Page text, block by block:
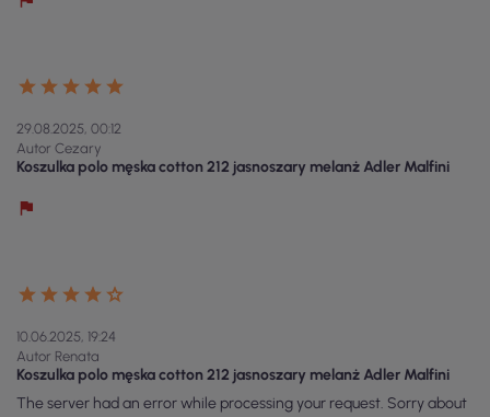
29.08.2025, 00:12
Autor Cezary
Koszulka polo męska cotton 212 jasnoszary melanż Adler Malfini
10.06.2025, 19:24
Autor Renata
Koszulka polo męska cotton 212 jasnoszary melanż Adler Malfini
The server had an error while processing your request. Sorry about